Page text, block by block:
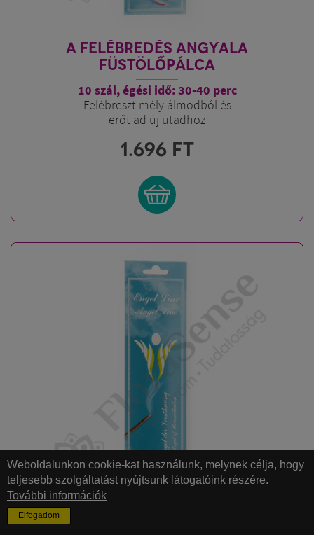
A FELÉBREDÉS ANGYALA
FÜSTÖLŐPÁLCA
10 szál, égési idő: 30-40 perc
Felébreszt mély álmodból és
erőt ad új utadhoz
1.696 FT
Weboldalunkon cookie-kat használunk, melynek célja, hogy
teljesebb szolgáltatást nyújtsunk látogatóink részére.
További információk
Elfogadom